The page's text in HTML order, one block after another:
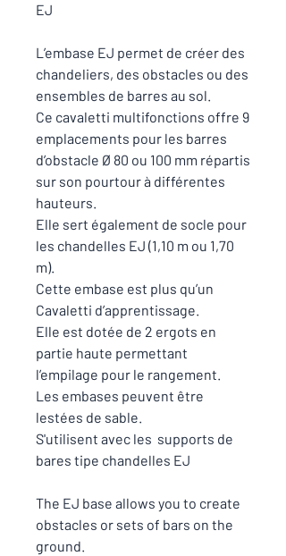
EJ
L’embase EJ permet de créer des
chandeliers, des obstacles ou des
ensembles de barres au sol.
Ce cavaletti multifonctions offre 9
emplacements pour les barres
d’obstacle Ø 80 ou 100 mm répartis
sur son pourtour à différentes
hauteurs.
Elle sert également de socle pour
les chandelles EJ (1,10 m ou 1,70
m).
Cette embase est plus qu’un
Cavaletti d’apprentissage.
Elle est dotée de 2 ergots en
partie haute permettant
l’empilage pour le rangement.
Les embases peuvent être
lestées de sable.
S'utilisent avec les supports de
bares tipe chandelles EJ
The EJ base allows you to create
obstacles or sets of bars on the
ground.